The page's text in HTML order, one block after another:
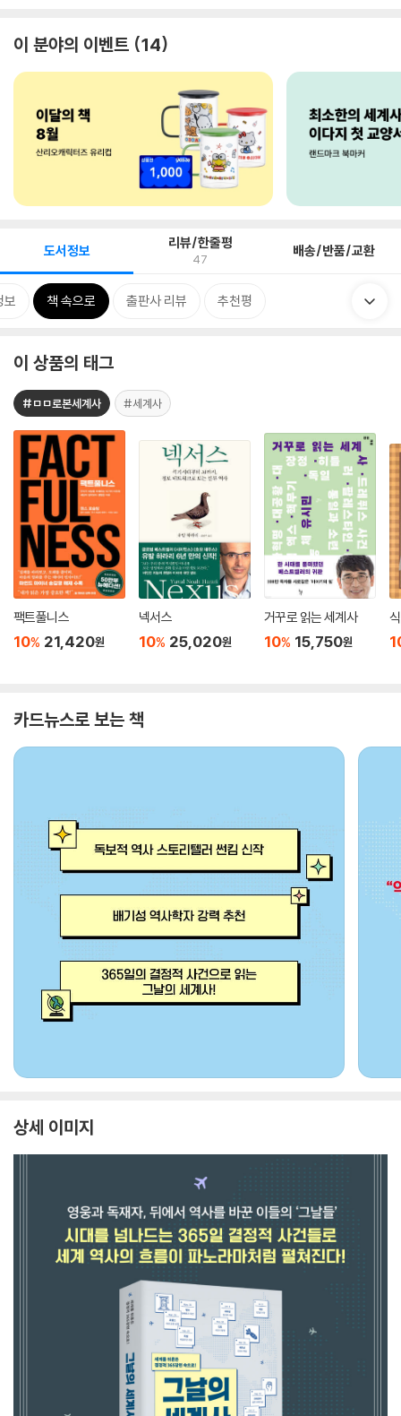
이 분야의 이벤트 14
도서정보 리뷰/한줄평
47 배송/반품/교환
보 책 속으로 출판사 리뷰 추천평
이 상품의 태그
#ㅁㅁ로본세계사 #세계사
팩트풀니스
10% 21,420원
넥서스
10% 25,020원
거꾸로 읽는 세계사
10% 15,750원
카드뉴스로 보는 책
상세 이미지